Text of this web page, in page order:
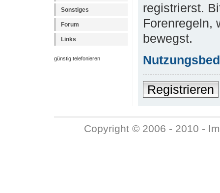
Sonstiges
Forum
Links
günstig telefonieren
registrierst.
Forenregeln,
bewegst.
Registrieren
Copyright © 2006 - 2010 -